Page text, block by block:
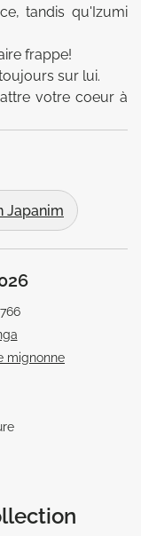
tandis qu'Izumi
frappe!
sur lui.
votre coeur à
elle semble si
Japanim
mignonne